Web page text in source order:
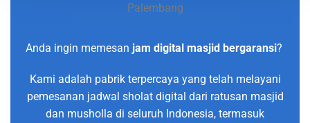
Palembang
Anda ingin memesan jam digital masjid bergaransi?
Kami adalah pabrik terpercaya yang telah melayani
pemesanan jadwal sholat digital dari ratusan masjid
dan musholla di seluruh Indonesia, termasuk